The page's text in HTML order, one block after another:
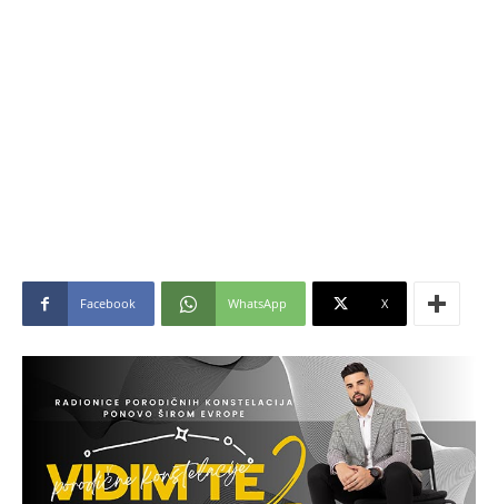
Facebook WhatsApp X